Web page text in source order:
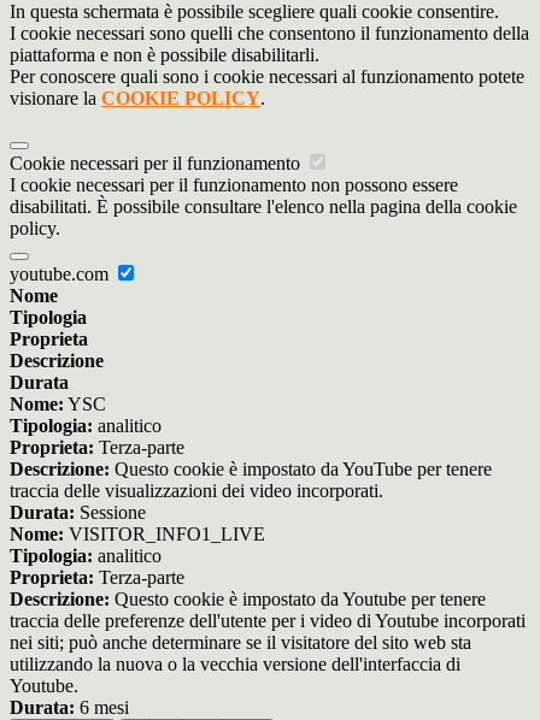
In questa schermata è possibile scegliere quali cookie consentire.
I cookie necessari sono quelli che consentono il funzionamento della
piattaforma e non è possibile disabilitarli.
Per conoscere quali sono i cookie necessari al funzionamento potete
visionare la COOKIE POLICY.
Cookie necessari per il funzionamento
I cookie necessari per il funzionamento non possono essere
disabilitati. È possibile consultare l'elenco nella pagina della cookie
policy.
youtube.com
Nome
Tipologia
Proprieta
Descrizione
Durata
Nome: YSC
Tipologia: analitico
Proprieta: Terza-parte
Descrizione: Questo cookie è impostato da YouTube per tenere
traccia delle visualizzazioni dei video incorporati.
Durata: Sessione
Nome: VISITOR_INFO1_LIVE
Tipologia: analitico
Proprieta: Terza-parte
Descrizione: Questo cookie è impostato da Youtube per tenere
traccia delle preferenze dell'utente per i video di Youtube incorporati
nei siti; può anche determinare se il visitatore del sito web sta
utilizzando la nuova o la vecchia versione dell'interfaccia di
Youtube.
Durata: 6 mesi